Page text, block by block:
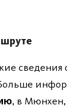
сведения
, в Мюнхен,